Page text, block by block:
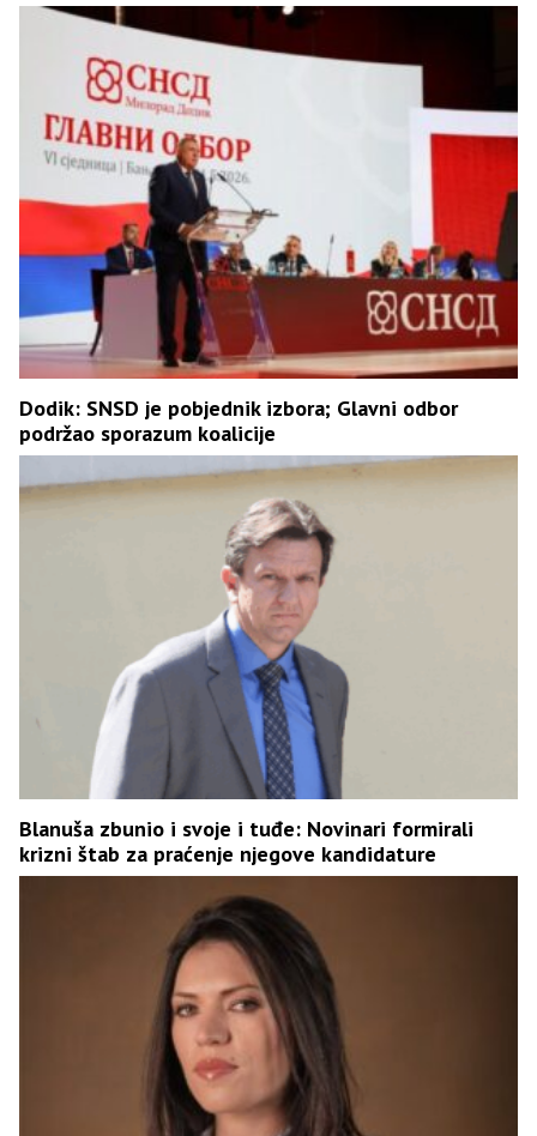
Dodik: SNSD je pobjednik izbora; Glavni odbor
podržao sporazum koalicije
Blanuša zbunio i svoje i tuđe: Novinari formirali
krizni štab za praćenje njegove kandidature